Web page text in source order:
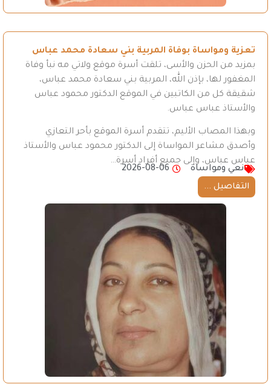
تعزية ومواساة بوفاة المربية بني سعادة محمد عباس
بمزيد من الحزن والأسى، تلقت أسرة موقع ولاتي مه نبأ وفاة
المغفور لها، بإذن الله، المربية بني سعادة محمد عباس،
شقيقة كل من الكاتبين في الموقع الدكتور محمود عباس
والأستاذ عباس عباس.
وبهذا المصاب الأليم، تتقدم أسرة الموقع بأحر التعازي
وأصدق مشاعر المواساة إلى الدكتور محمود عباس والأستاذ
عباس عباس، وإلى جميع أفراد أسرة…
نعي ومواساة
2026-08-06
التفاصيل ...